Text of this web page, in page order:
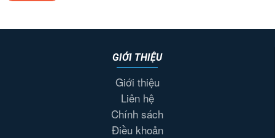
GIỚI THIỆU
Giới thiệu
Liên hệ
Chính sách
Điều khoản